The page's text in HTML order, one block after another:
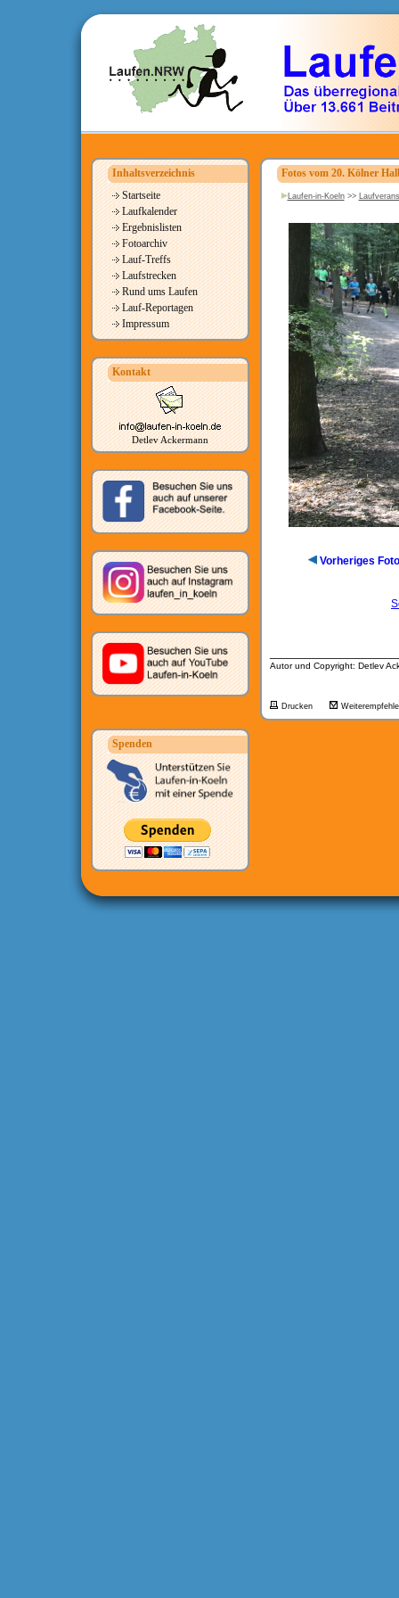
Inhaltsverzeichnis
Startseite
Laufkalender
Ergebnislisten
Fotoarchiv
Lauf-Treffs
Laufstrecken
Rund ums Laufen
Lauf-Reportagen
Impressum
Kontakt
Detlev Ackermann
Spenden
Fotos vom 20. Kölner
Laufen-in-Koeln>>
Vorheriges Foto
Autor und Copyright: Detlev
Drucken